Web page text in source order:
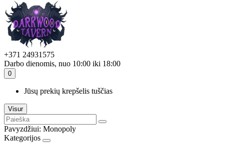
+371 24931575
Darbo dienomis, nuo 10:00 iki 18:00
0
Jūsų prekių krepšelis tuščias
Visur
Pavyzdžiui: Monopoly
Kategorijos